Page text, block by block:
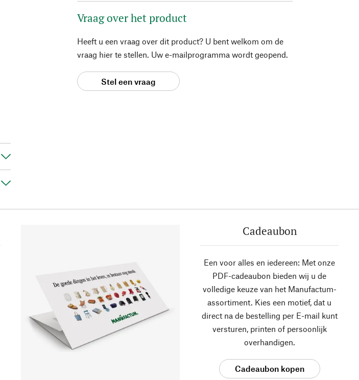
Vraag over het product
Heeft u een vraag over dit product? U bent welkom om de
vraag hier te stellen. Uw e-mailprogramma wordt geopend.
Stel een vraag
Cadeaubon
Een voor alles en iedereen: Met onze
PDF-cadeaubon bieden wij u de
volledige keuze van het Manufactum-
assortiment. Kies een motief, dat u
direct na de bestelling per E-mail kunt
versturen, printen of persoonlijk
overhandigen.
Cadeaubon kopen